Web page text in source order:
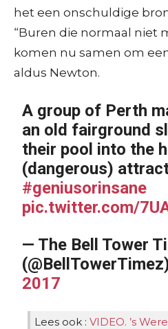
het een onschuldige
“Buren die normaal niet
komen nu samen om
aldus Newton.
A group of Perth
an old fairground
their pool into the
(dangerous)
#geniusorinsane
pic.twitter.com/
— The Bell Tower
2017
Lees ook : VIDEO. ’s